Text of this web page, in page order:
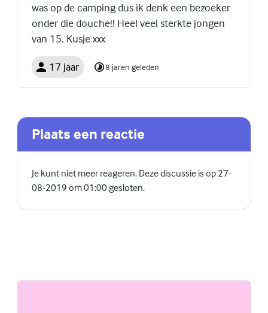
was op de camping dus ik denk een bezoeker
onder die douche!! Heel veel sterkte jongen
van 15. Kusje xxx
17 jaar 8 jaren geleden
Plaats een reactie
Je kunt niet meer reageren. Deze discussie is op 27-
08-2019 om 01:00 gesloten.